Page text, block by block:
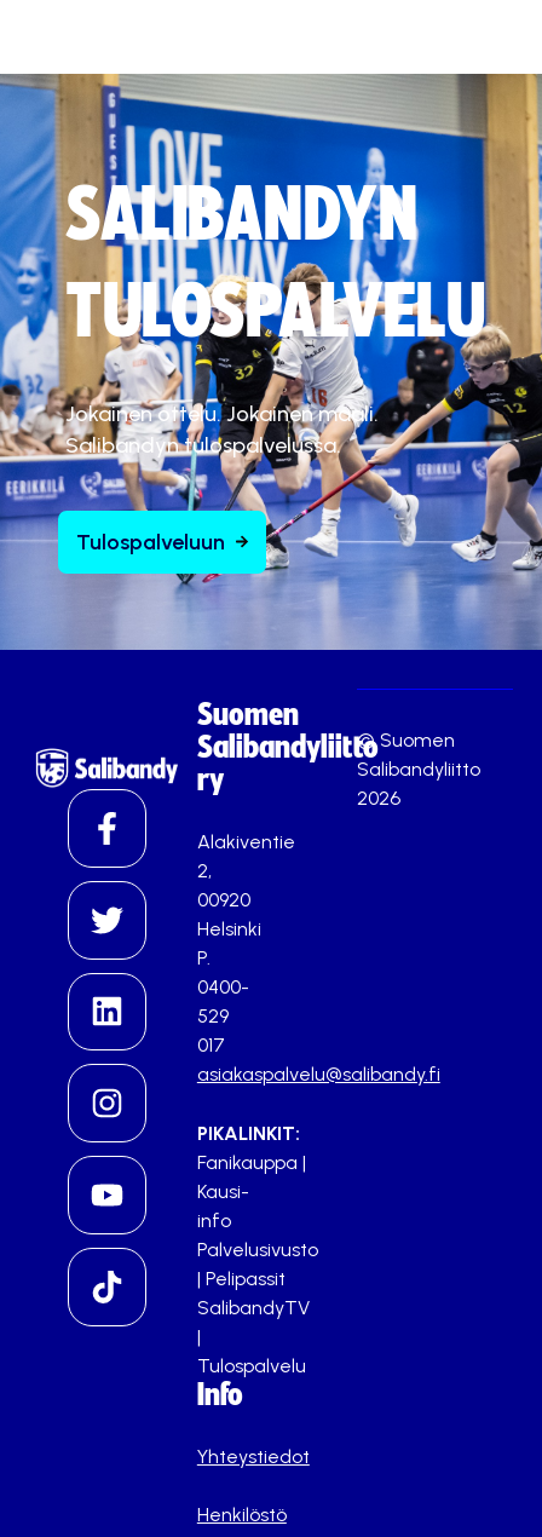
SALIBANDYN
TULOSPALVELU
Jokainen ottelu. Jokainen maali.
Salibandyn tulospalvelussa.
Tulospalveluun
Suomen
Salibandyliitto
ry
Alakiventie
2,
00920
Helsinki
P.
0400-
529
017
asiakaspalvelu@salibandy.fi
PIKALINKIT:
Fanikauppa |
Kausi-
info
Palvelusivusto
| Pelipassit
SalibandyTV
|
Tulospalvelu
Info
Yhteystiedot
Henkilöstö
© Suomen
Salibandyliitto
2026